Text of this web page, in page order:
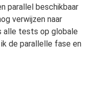
parallel beschikbaar
verwijzen naar
alle tests op globale
de parallelle fase en